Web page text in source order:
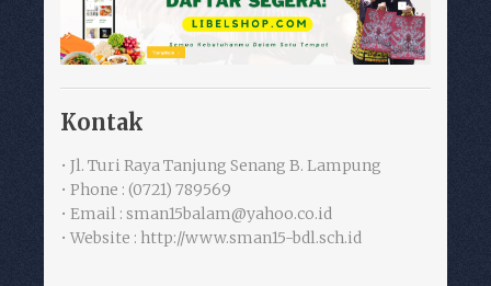
Kontak
• Jl. Turi Raya Tanjung Senang B. Lampung
• Phone : (0721) 789569
• Email : sman15balam@yahoo.co.id
• Website : http://www.sman15-bdl.sch.id